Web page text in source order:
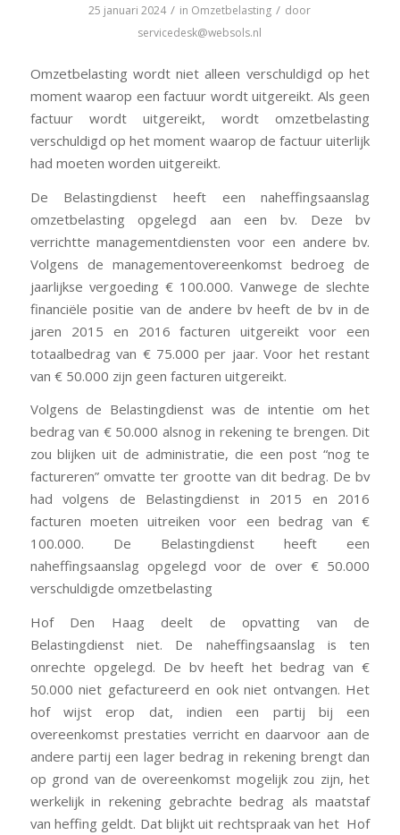
25 januari 2024 / in Omzetbelasting / door
servicedesk@websols.nl
Omzetbelasting wordt niet alleen verschuldigd op het
moment waarop een factuur wordt uitgereikt. Als geen
factuur wordt uitgereikt, wordt omzetbelasting
verschuldigd op het moment waarop de factuur uiterlijk
had moeten worden uitgereikt.
De Belastingdienst heeft een naheffingsaanslag
omzetbelasting opgelegd aan een bv. Deze bv
verrichtte managementdiensten voor een andere bv.
Volgens de managementovereenkomst bedroeg de
jaarlijkse vergoeding € 100.000. Vanwege de slechte
financiële positie van de andere bv heeft de bv in de
jaren 2015 en 2016 facturen uitgereikt voor een
totaalbedrag van € 75.000 per jaar. Voor het restant
van € 50.000 zijn geen facturen uitgereikt.
Volgens de Belastingdienst was de intentie om het
bedrag van € 50.000 alsnog in rekening te brengen. Dit
zou blijken uit de administratie, die een post “nog te
factureren” omvatte ter grootte van dit bedrag. De bv
had volgens de Belastingdienst in 2015 en 2016
facturen moeten uitreiken voor een bedrag van €
100.000. De Belastingdienst heeft een
naheffingsaanslag opgelegd voor de over € 50.000
verschuldigde omzetbelasting
Hof Den Haag deelt de opvatting van de
Belastingdienst niet. De naheffingsaanslag is ten
onrechte opgelegd. De bv heeft het bedrag van €
50.000 niet gefactureerd en ook niet ontvangen. Het
hof wijst erop dat, indien een partij bij een
overeenkomst prestaties verricht en daarvoor aan de
andere partij een lager bedrag in rekening brengt dan
op grond van de overeenkomst mogelijk zou zijn, het
werkelijk in rekening gebrachte bedrag als maatstaf
van heffing geldt. Dat blijkt uit rechtspraak van het Hof